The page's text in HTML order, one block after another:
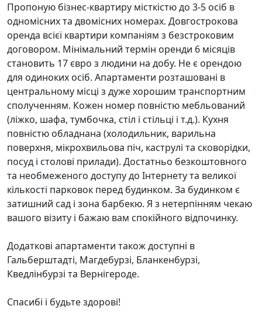
Пропоную бізнес-квартиру місткістю до 3-5 осіб в
одномісних та двомісних номерах. Довгострокова
оренда всієї квартири компаніям з безстроковим
договором. Мінімальний термін оренди 6 місяців
становить 17 євро з людини на добу. Не є орендою
для одиноких осіб. Апартаменти розташовані в
центральному місці з дуже хорошим транспортним
сполученням. Кожен номер повністю мебльований
(ліжко, шафа, тумбочка, стіл і стільці і т.д.). Кухня
повністю обладнана (холодильник, варильна
поверхня, мікрохвильова піч, каструлі та сковорідки,
посуд і столові прилади). Достатньо безкоштовного
та необмеженого доступу до Інтернету та великої
кількості парковок перед будинком. За будинком є
затишний сад і зона барбекю. Я з нетерпінням чекаю
вашого візиту і бажаю вам спокійного відпочинку.
Додаткові апартаменти також доступні в
Гальберштадті, Магдебурзі, Бланкенбурзі,
Кведлінбурзі та Вернігероде.
Спасибі і будьте здорові!